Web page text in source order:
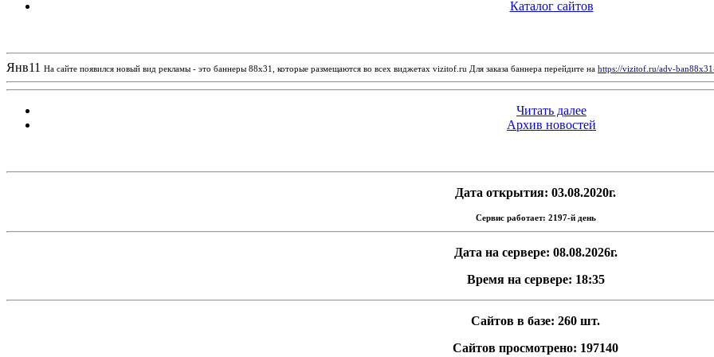
Каталог сайтов
Янв11 На сайте появился новый вид рекламы - это баннеры 88х31, которые размещаются во всех виджетах vizitof.ru Для заказа баннера перейдите на https://vizitof.ru/adv-
Читать далее
Архив новостей
Дата открытия: 03.08.2020г.
Сервис работает: 2197-й день
Дата на сервере: 08.08.2026г.
Время на сервере: 18:35
Сайтов в базе: 260 шт.
Сайтов просмотрено: 197140